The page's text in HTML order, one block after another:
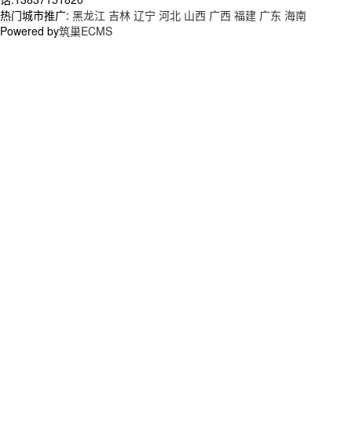
热门城市推广: 黑龙江 吉林 辽宁 河北 山西 广西 福建 广东 海南
Powered by筑巢ECMS